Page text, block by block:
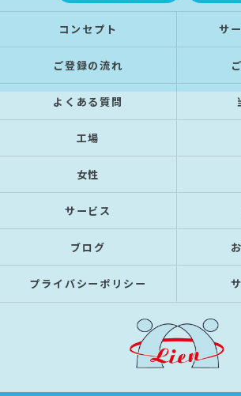
コンセプト サ
ご登録の流れ
よくある質問
工場
女性
サービス
ブログ
プライバシーポリシー